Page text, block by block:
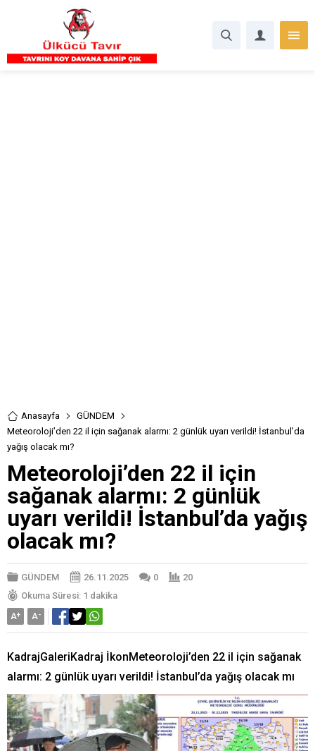
Anasayfa
GÜNDEM
Meteoroloji’den 22 il için sağanak alarmı: 2 günlük uyarı verildi! İstanbul’da
yağış olacak mı?
Meteoroloji’den 22 il için
sağanak alarmı: 2 günlük
uyarı verildi! İstanbul’da yağış
olacak mı?
GÜNDEM 26.11.2025 0
20
Okuma Süresi: 1 dakika
A+ A-
KadrajGaleriKadraj İkonMeteoroloji’den 22 il için sağanak
alarmı: 2 günlük uyarı verildi! İstanbul’da yağış olacak mı